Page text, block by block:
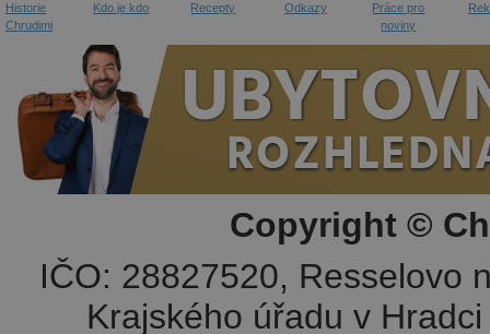
Historie
Chrudimi
Kdo je kdo Recepty Odkazy
Práce pro
noviny
Copyright ©
IČO: 28827520, Resselovo
Krajského úřadu v